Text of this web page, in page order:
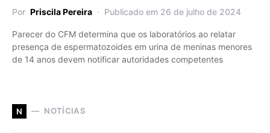
Por Priscila Pereira Publicado em 26 de julho de 2024
Parecer do CFM determina que os laboratórios ao relatar
presença de espermatozoides em urina de meninas menores
de 14 anos devem notificar autoridades competentes
N NOTÍCIAS